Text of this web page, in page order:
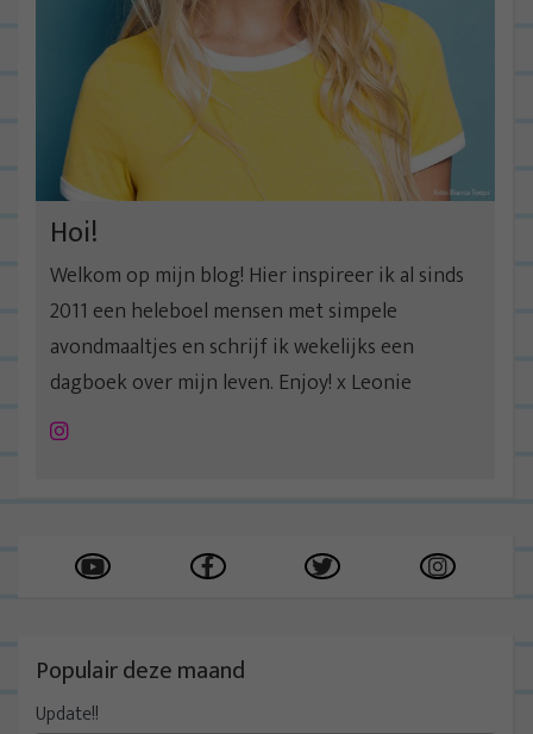
Hoi!
Welkom op mijn blog! Hier inspireer ik al sinds
2011 een heleboel mensen met simpele
avondmaaltjes en schrijf ik wekelijks een
dagboek over mijn leven. Enjoy! x Leonie
Instagram
Populair deze maand
Update!!